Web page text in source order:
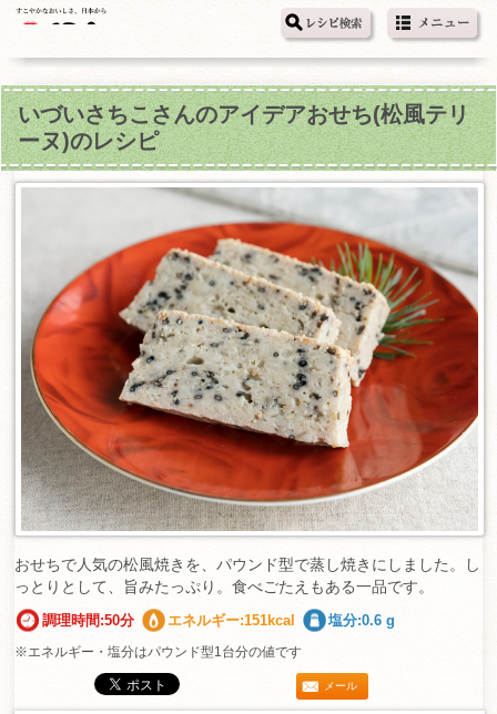
いづいさちこさんのアイデアおせち(松風テリ
ーヌ)のレシピ
おせちで人気の松風焼きを、パウンド型で蒸し焼きにしました。し
っとりとして、旨みたっぷり。食べごたえもある一品です。
調理時間:50分 エネルギー:151kcal 塩分:0.6 g
※エネルギー・塩分はパウンド型1台分の値です
メール